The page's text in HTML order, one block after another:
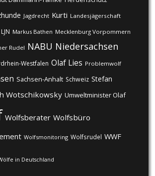
Jagdrecht Kurti Landesjägerschaft
LJN Markus Bathen Mecklenburg Vorpommern
Rudel NABU Niedersachsen
Westfalen Olaf Lies Problemwolf
Sachsen-Anhalt Schweiz Stefan
Wotschikowsky Umweltminister Olaf
Wolfsberater Wolfsbüro
Wolfsmonitoring Wolfsrudel WWF
in Deutschland